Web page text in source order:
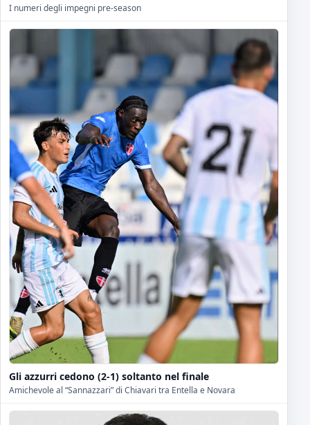
I numeri degli impegni pre-season
Gli azzurri cedono (2-1) soltanto nel finale
Amichevole al “Sannazzari” di Chiavari tra Entella e Novara